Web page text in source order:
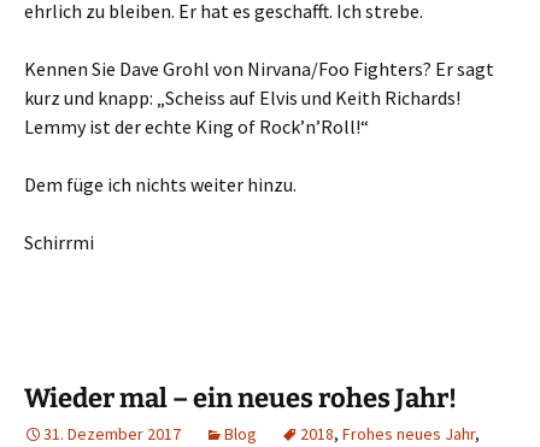
ehrlich zu bleiben. Er hat es geschafft. Ich strebe.
Kennen Sie Dave Grohl von Nirvana/Foo Fighters? Er sagt
kurz und knapp: „Scheiss auf Elvis und Keith Richards!
Lemmy ist der echte King of Rock’n’Roll!“
Dem füge ich nichts weiter hinzu.
Schirrmi
Wieder mal – ein neues rohes Jahr!
31. Dezember 2017 Blog 2018, Frohes neues Jahr,